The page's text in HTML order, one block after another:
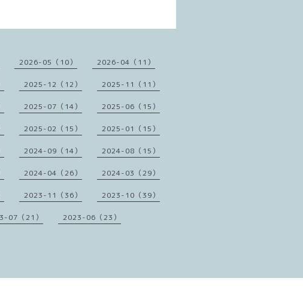
2026-05（10） 2026-04（11）
2025-12（12） 2025-11（11）
2025-07（14） 2025-06（15）
2025-02（15） 2025-01（15）
2024-09（14） 2024-08（15）
2024-04（26） 2024-03（29）
2023-11（36） 2023-10（39）
07（21） 2023-06（23）